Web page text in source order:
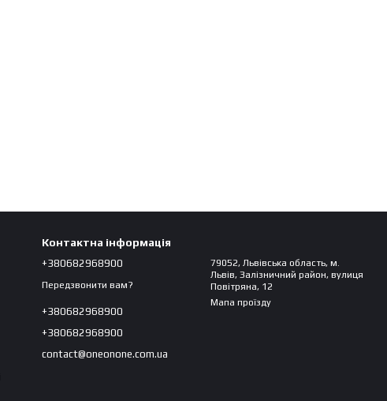
Контактна інформація
+380682968900
Передзвонити вам?
+380682968900
+380682968900
contact@oneonone.com.ua
79052, Львівська область, м.
Львів, Залізничний район, вулиця
Повітряна, 12
Мапа проїзду